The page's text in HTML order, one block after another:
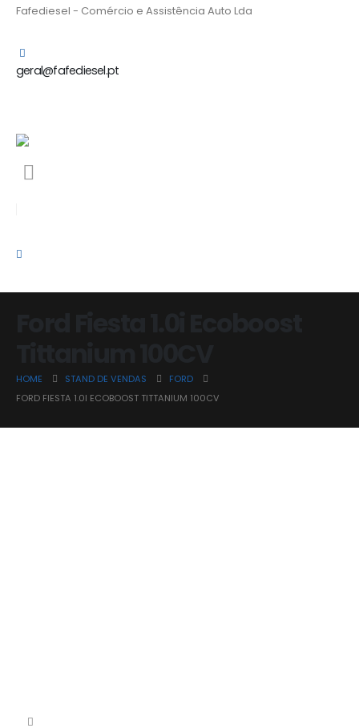
Fafediesel - Comércio e Assistência Auto Lda
geral@fafediesel.pt
HOME STAND DE VENDAS
FORD
FORD FIESTA 1.0I ECOBOOST TITTANIUM 100CV